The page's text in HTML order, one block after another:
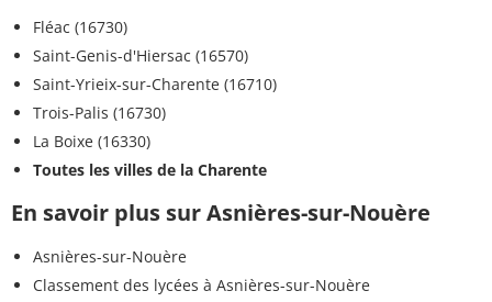
Fléac (16730)
Saint-Genis-d'Hiersac (16570)
Saint-Yrieix-sur-Charente (16710)
Trois-Palis (16730)
La Boixe (16330)
Toutes les villes de la Charente
En savoir plus sur Asnières-sur-Nouère
Asnières-sur-Nouère
Classement des lycées à Asnières-sur-Nouère